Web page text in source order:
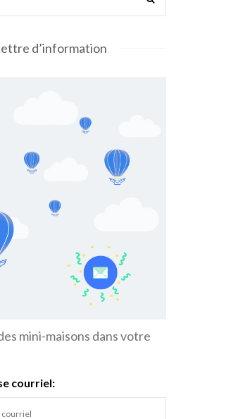
d’information
mini-maisons dans votre
courriel: